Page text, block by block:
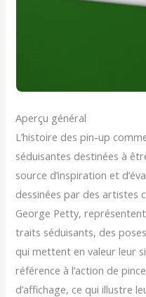
Aperçu général
L’histoire des pin-up
séduisantes destinées à
source d’inspiration et
dessinées par des artistes
George Petty,
traits séduisants, des
qui mettent en valeur leur
référence à l’action de
d’affichage, ce qui illustre